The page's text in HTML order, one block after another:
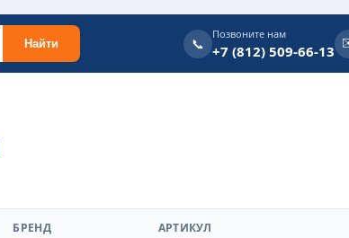
Найти 📞
Позвоните нам
+7 (812) 509-66-13
БРЕНД АРТИКУЛ